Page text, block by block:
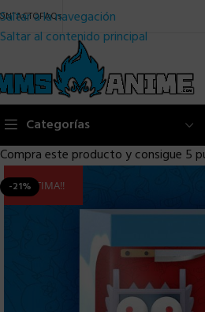
Saltar a la navegación
Saltar al contenido principal
FAQs
Categorías
Compra este producto y consigue 5
-21%ULTIMA!!